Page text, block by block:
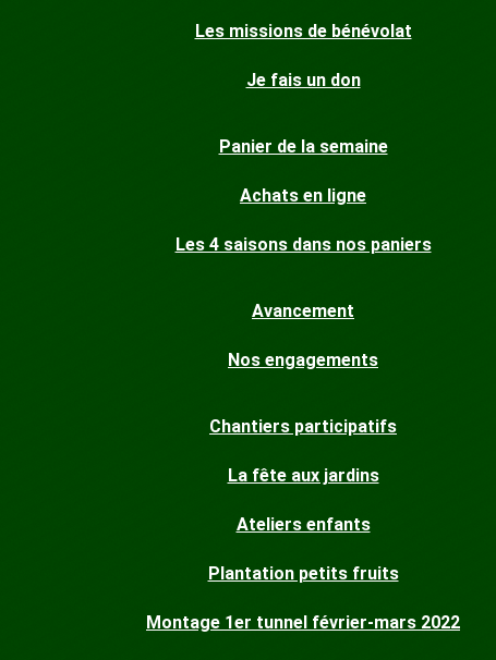
Les missions de bénévolat
Je fais un don
Panier de la semaine
Achats en ligne
Les 4 saisons dans nos paniers
Avancement
Nos engagements
Chantiers participatifs
La fête aux jardins
Ateliers enfants
Plantation petits fruits
Montage 1er tunnel février-mars 2022